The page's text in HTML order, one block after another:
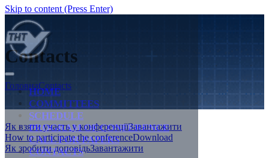
Skip to content (Press Enter)
Ivan Puluj: life in the name of science and
Ukraine (dedicated to the 175th anniversary of his
birth)
HOME
COMMITTEES
SCHEDULE
PROGRAM OF CONFERENCE
CALL FOR PAPERS
CONTACTS
Contacts
ГоловнаContacts
Як взяти участь у конференціїЗавантажити
How to participate the conferenceDownload
Як зробити доповідьЗавантажити